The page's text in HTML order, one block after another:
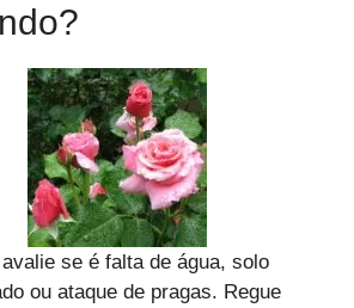
se é falta de água, solo
ou ataque de pragas. Regue